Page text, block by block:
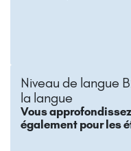
Niveau de langue
la langue
Vous
également pour les